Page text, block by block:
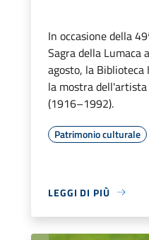
In occasione della
Sagra della Lumaca
agosto, la
la mostra
(1916–1992).
Patrimonio culturale
LEGGI DI PIÙ